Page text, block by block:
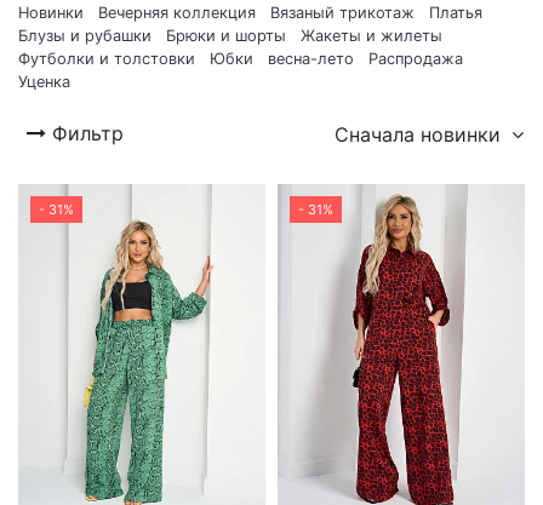
Новинки Вечерняя коллекция Вязаный трикотаж
Платья
Блузы и рубашки
Брюки и шорты
Жакеты и жилеты
Футболки и толстовки
Юбки весна-лето
Распродажа
Уценка
Фильтр Сначала новинки
- 31% - 31%